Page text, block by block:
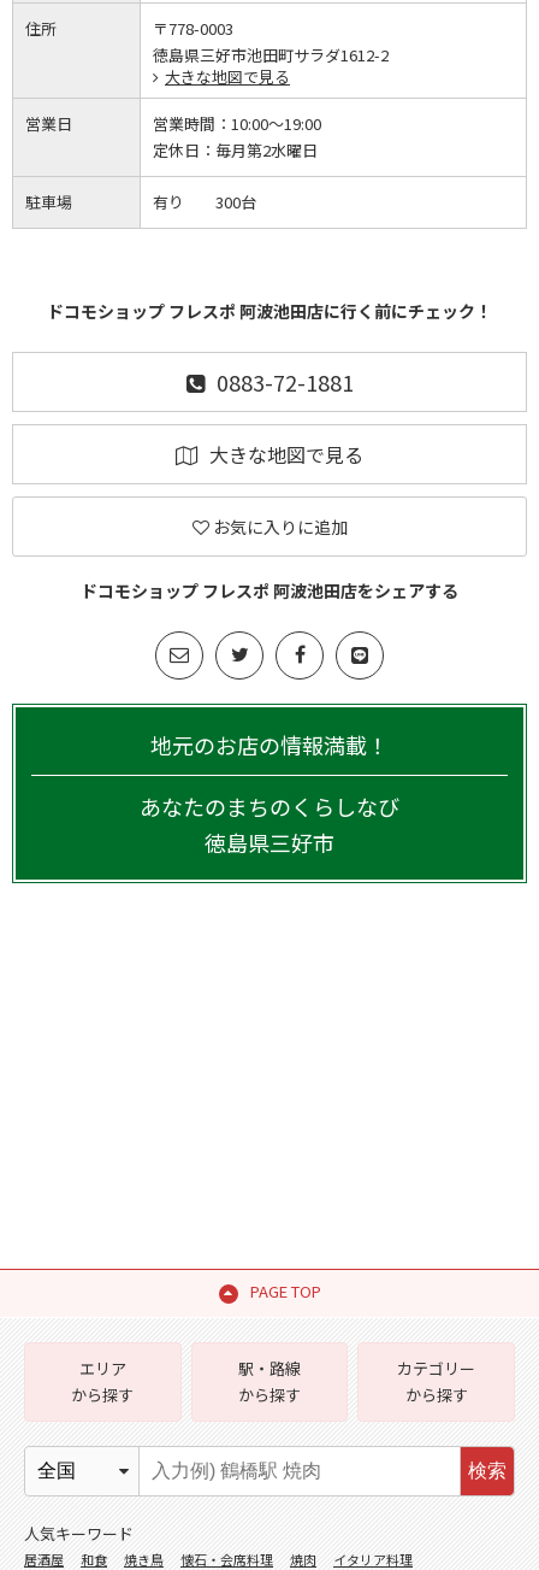
住所
〒778-0003
徳島県三好市池田町サラダ1612-2
大きな地図で見る
営業日 営業時間： 10:00～19:00
定休日： 毎月第2水曜日
駐車場 有り 300台
ドコモショップ フレスポ 阿波池田店に行く前にチェック！
0883-72-1881
大きな地図で見る
お気に入りに追加
ドコモショップ フレスポ 阿波池田店をシェアする
地元のお店の情報満載！
あなたのまちのくらしなび
徳島県三好市
PAGE TOP
エリア
から探す
駅・路線
から探す
カテゴリー
から探す
検索
人気キーワード
居酒屋 和食 焼き鳥 懐石・会席料理 焼肉
イタリア料理